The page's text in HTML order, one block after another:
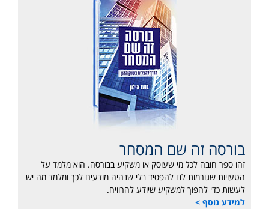
בורסה זה שם המסחר
זהו ספר חובה לכל מי שעוסק או משקיע בבורסה. הוא מלמד על
הטעויות שגורמות לנו להפסיד בלי שנהיה מודעים לכך ומלמד מה יש
לעשות כדי להפוך למשקיע שיודע להרוויח.
למידע נוסף >